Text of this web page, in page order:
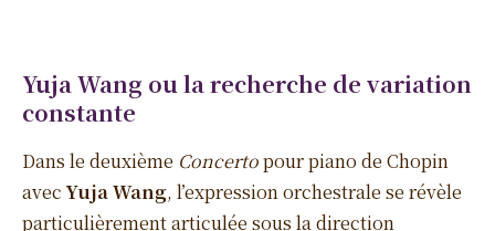
Yuja Wang ou la recherche de variation
constante
Dans le deuxième Concertopour piano de Chopin
avecYuja Wang, l’expression orchestrale se révèle
particulièrement articulée sous la direction